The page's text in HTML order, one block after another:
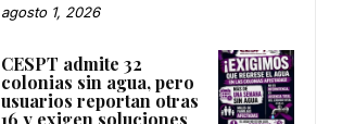
agosto 1, 2026
CESPT admite 32
colonias sin agua, pero
usuarios reportan otras
16 y exigen soluciones